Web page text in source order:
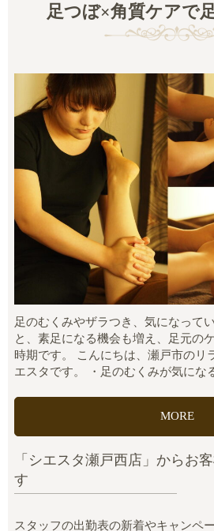
足つぼ×角質ケアで
足のむくみやザラつき、気になって
と、素足になる機会も増え、足元の
時期です。 こんにちは、瀬戸市のリ
エスタです。 ・足のむくみが気に
MORE
「シエスタ瀬戸西店」からお
す
スタッフの出勤表の新着やキャンペ